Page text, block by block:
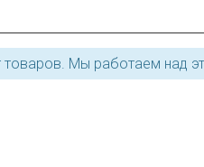
товаров. Мы работаем над